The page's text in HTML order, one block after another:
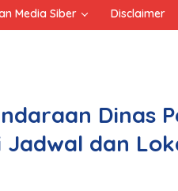
Media Siber Disclaimer
Dinas
Jadwal dan